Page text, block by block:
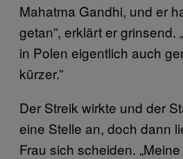
Mahatma Gandhi, und er
getan”, erklärt er grinsend.
in Polen eigentlich auch
kürzer.”
Der Streik wirkte und der
eine Stelle an, doch dann
Frau sich scheiden.